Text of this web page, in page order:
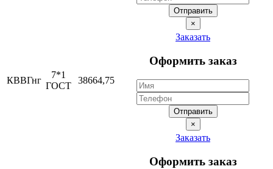
Отправить
×
КВВГнг
7*1
ГОСТ
38664,75
Заказать
Оформить заказ
Отправить
×
Заказать
Оформить заказ